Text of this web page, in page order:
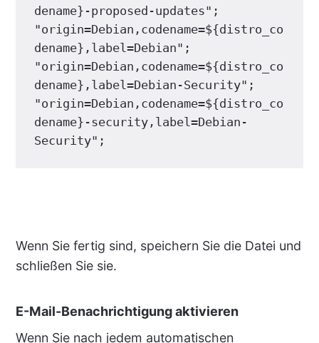
dename}-proposed-updates"
"origin=Debian,codename=${distro_co
dename},label=Debian"
"origin=Debian,codename=${distro_co
dename},label=Debian-Security"
"origin=Debian,codename=${distro_co
dename}-security,label=Debian-
Security" ;
Wenn Sie fertig sind, speichern Sie die Datei und
schließen Sie sie.
E-Mail-Benachrichtigung aktivieren
Wenn Sie nach jedem automatischen